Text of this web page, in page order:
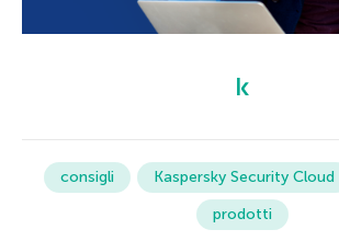
consigli Kaspersky Security Cloud
prodotti